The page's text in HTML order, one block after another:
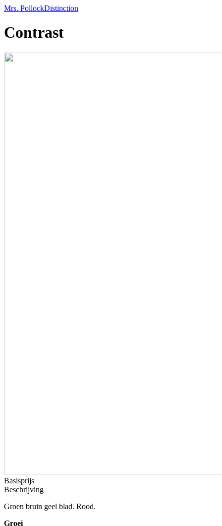
Mrs. PollockDistinction
Contrast
Basisprijs
Beschrijving
Groen bruin geel blad. Rood.
Groei